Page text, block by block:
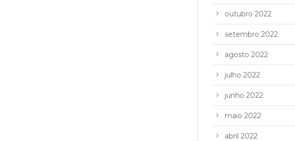
outubro 2022
setembro 2022
agosto 2022
julho 2022
junho 2022
maio 2022
abril 2022